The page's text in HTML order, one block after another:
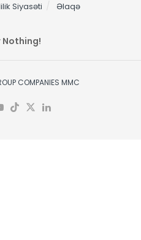
Siyasəti Əlaqə
Nothing!
COMPANIES MMC